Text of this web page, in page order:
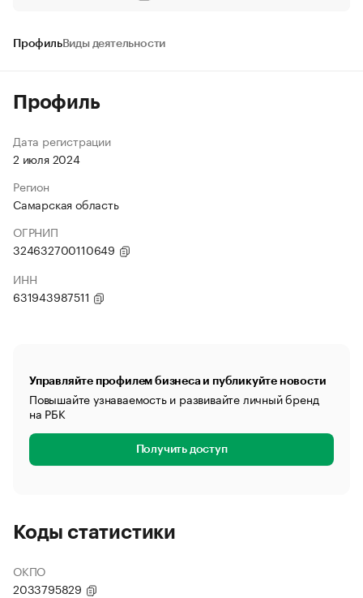
ПрофильВиды деятельности
Профиль
Дата регистрации
2 июля 2024
Регион
Самарская область
ОГРНИП
324632700110649
ИНН
631943987511
Управляйте профилем бизнеса и публикуйте новости
Повышайте узнаваемость и развивайте личный бренд
на РБК
Получить доступ
Коды статистики
ОКПО
2033795829